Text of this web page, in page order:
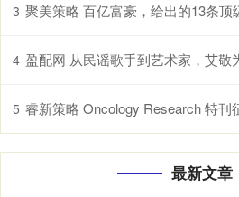
3 聚美策略 百亿富豪，给出的13条顶
4 盈配网 从民谣歌手到艺术家，艾敬
5 睿新策略 Oncology Research 特刊征稿丨肿瘤代谢异质
最新文章